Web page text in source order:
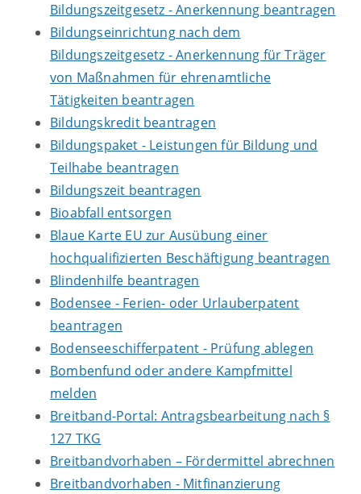
Bildungszeitgesetz - Anerkennung beantragen
Bildungseinrichtung nach dem
Bildungszeitgesetz - Anerkennung für Träger
von Maßnahmen für ehrenamtliche
Tätigkeiten beantragen
Bildungskredit beantragen
Bildungspaket - Leistungen für Bildung und
Teilhabe beantragen
Bildungszeit beantragen
Bioabfall entsorgen
Blaue Karte EU zur Ausübung einer
hochqualifizierten Beschäftigung beantragen
Blindenhilfe beantragen
Bodensee - Ferien- oder Urlauberpatent
beantragen
Bodenseeschifferpatent - Prüfung ablegen
Bombenfund oder andere Kampfmittel
melden
Breitband-Portal: Antragsbearbeitung nach §
127 TKG
Breitbandvorhaben – Fördermittel abrechnen
Breitbandvorhaben - Mitfinanzierung